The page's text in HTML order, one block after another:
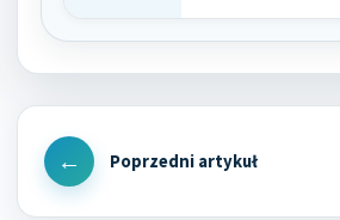
Nawigacja
wpisu
Previous